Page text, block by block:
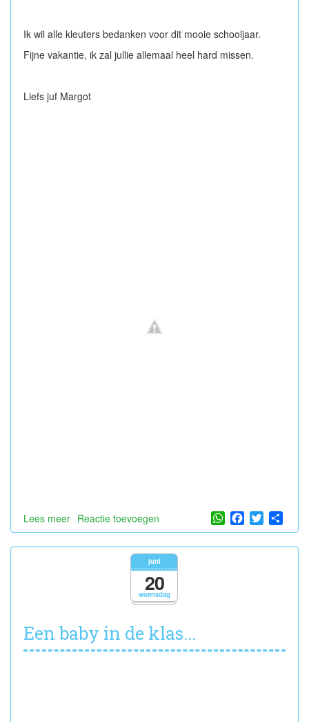
Ik wil alle kleuters bedanken voor dit mooie schooljaar.
Fijne vakantie, ik zal jullie allemaal heel hard missen.
Liefs juf Margot
Lees meer over
FEEST
FEEST
Reactie toevoegen WhatsApp
Facebook
Twitter
woensdag
juni
20
Een baby in de klas...